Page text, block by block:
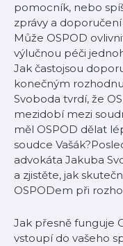
pomocník, nebo
zprávy a
Může OSPOD
výlučnou péči
Jak častojsou
konečným
Svoboda tvrdí, že
mezidobí mezi
měl OSPOD dělat
soudce
advokáta Jakuba
a zjistěte, jak
OSPODem při
Jak přesně funguje
vstoupí do vašeho